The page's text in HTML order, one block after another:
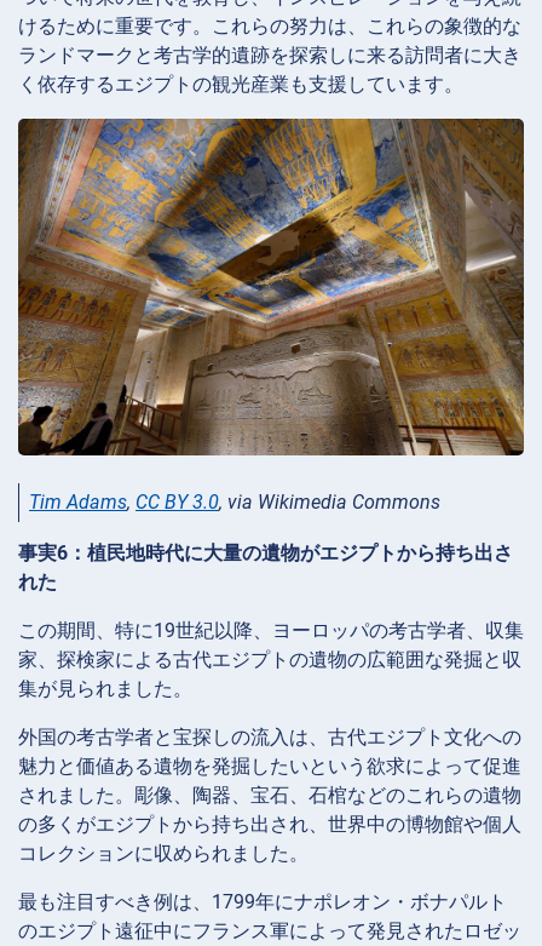
けるために重要です。これらの努力は、これらの象徴的な
ランドマークと考古学的遺跡を探索しに来る訪問者に大き
く依存するエジプトの観光産業も支援しています。
Tim Adams, CC BY 3.0, via Wikimedia Commons
事実6：植民地時代に大量の遺物がエジプトから持ち出さ
れた
この期間、特に19世紀以降、ヨーロッパの考古学者、収集
家、探検家による古代エジプトの遺物の広範囲な発掘と収
集が見られました。
外国の考古学者と宝探しの流入は、古代エジプト文化への
魅力と価値ある遺物を発掘したいという欲求によって促進
されました。彫像、陶器、宝石、石棺などのこれらの遺物
の多くがエジプトから持ち出され、世界中の博物館や個人
コレクションに収められました。
最も注目すべき例は、1799年にナポレオン・ボナパルト
のエジプト遠征中にフランス軍によって発見されたロゼッ